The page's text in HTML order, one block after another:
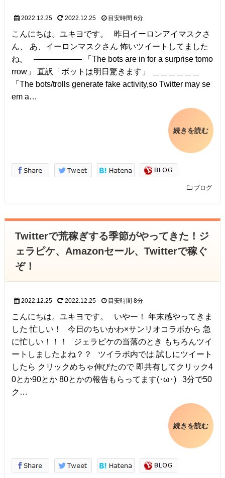
2022.12.25 2022.12.25 目安時間 6分
こんにちは。ユキヨです。 昨日イーロンアイマスクさ
ん、 あ、イーロンマスクさん 怖いツイートしてました
ね。 ―――――― 「The bots are in for a surprise tomo
rrow」 直訳「ボットは明日驚きます」 ＿＿＿＿＿＿
「The bots/trolls generate fake activity,so Twitter may se
em a…
続きを読む
ブログ
Twitterで荒稼ぎする季節がやってきた！ジ
ェラピケ、Amazonセール、Twitterで稼ぐ
ぞ！
2022.12.25 2022.12.25 目安時間 8分
こんにちは。ユキヨです。 いやー！ 年末感やってきま
した 忙しい！ 今日のちいかわ×サンリオコラボから 急
に忙しい！！！ ジェラピケの当落のとき もちろんツイ
ートしましたよね？？ ツイラボ内では 試しにツイート
したら クリックめちゃ伸びたので 即共有してクリック4
0とか90とか 80とかの報告もらってます(･ω･) 3分で50
ク…
続きを読む